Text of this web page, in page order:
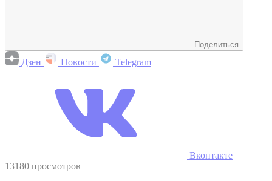
Поделиться
Дзен Новости Telegram
Вконтакте
13180 просмотров